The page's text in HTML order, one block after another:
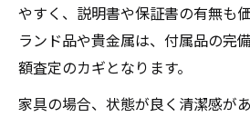
やすく、説明書や保証書の有無も
ランド品や貴金属は、付属品の完
額査定のカギとなります。
家具の場合、状態が良く清潔感が